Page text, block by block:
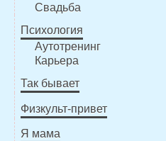
Свадьба
Психология
Аутотренинг
Карьера
Так бывает
Физкульт-привет
Я мама